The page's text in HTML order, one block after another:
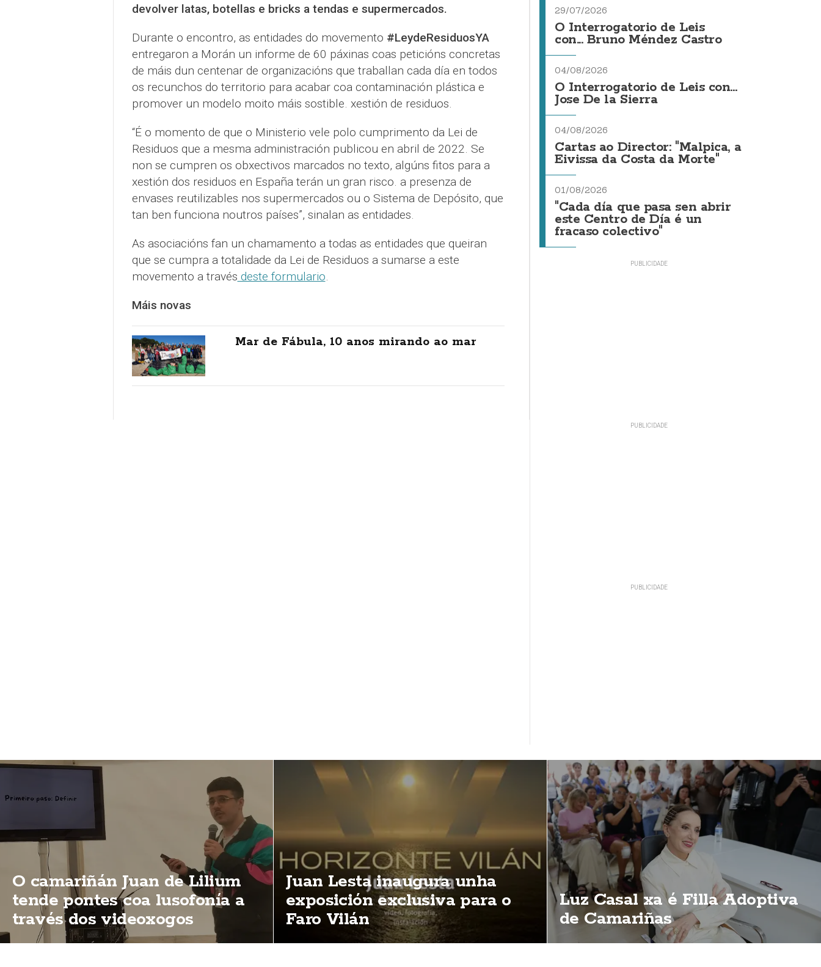
devolver latas, botellas e bricks a tendas e supermercados.
Durante o encontro, as entidades do movemento #LeydeResiduosYA
entregaron a Morán un informe de 60 páxinas coas peticións concretas
de máis dun centenar de organizacións que traballan cada día en todos
os recunchos do territorio para acabar coa contaminación plástica e
promover un modelo moito máis sostible. xestión de residuos.
“É o momento de que o Ministerio vele polo cumprimento da Lei de
Residuos que a mesma administración publicou en abril de 2022. Se
non se cumpren os obxectivos marcados no texto, algúns fitos para a
xestión dos residuos en España terán un gran risco. a presenza de
envases reutilizables nos supermercados ou o Sistema de Depósito, que
tan ben funciona noutros países”, sinalan as entidades.
As asociacións fan un chamamento a todas as entidades que queiran
que se cumpra a totalidade da Lei de Residuos a sumarse a este
movemento a través deste formulario.
Máis novas
Mar de Fábula, 10 anos mirando ao mar
29/07/2026
O Interrogatorio de Leis
con... Bruno Méndez Castro
04/08/2026
O Interrogatorio de Leis con...
Jose De la Sierra
04/08/2026
Cartas ao Director: "Malpica, a
Eivissa da Costa da Morte"
01/08/2026
"Cada día que pasa sen abrir
este Centro de Día é un
fracaso colectivo"
O camariñán Juan de Lilium
tende pontes coa lusofonía a
través dos videoxogos
Juan Lesta inaugura unha
exposición exclusiva para o
Faro Vilán
Luz Casal xa é Filla Adoptiva
de Camariñas